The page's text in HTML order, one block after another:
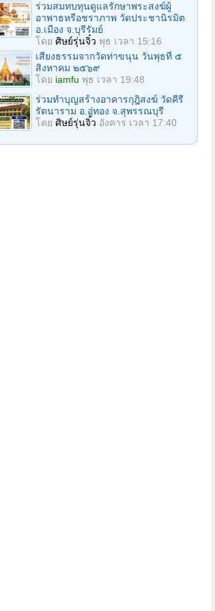
ร่วมสมทบทุนดูแลรักษาพระสงฆ์ผู้
อาพาธหรือชราภาพ วัดประชานิรมิต
อ.เมือง จ.บุรีรัมย์
โดย ศิษย์รุ่นจิ๋ว พุธ เวลา 15:16
เสียงธรรมจากวัดท่าขนุน วันพุธที่ ๕
สิงหาคม ๒๕๖๙
โดย iamfu พุธ เวลา 19:48
ร่วมทำบุญสร้างอาคารกุฎิสงฆ์ วัดคีรี
รัตนาราม อ.อู่ทอง จ.สุพรรณบุรี
โดย ศิษย์รุ่นจิ๋ว อังคาร เวลา 17:40